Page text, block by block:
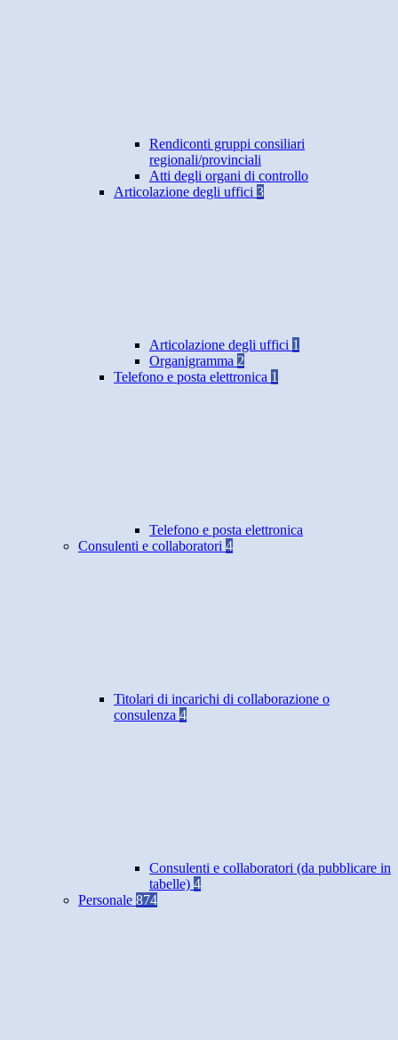
Rendiconti gruppi consiliari
regionali/provinciali
Atti degli organi di controllo
Articolazione degli uffici 3
Articolazione degli uffici 1
Organigramma 2
Telefono e posta elettronica 1
Telefono e posta elettronica
Consulenti e collaboratori 4
Titolari di incarichi di collaborazione o
consulenza 4
Consulenti e collaboratori (da pubblicare in
tabelle) 4
Personale 874